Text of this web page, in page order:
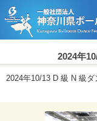
2024年
2024年10/13 D 級 N 級